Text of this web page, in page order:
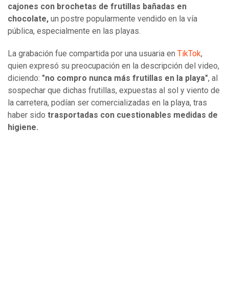
cajones con brochetas de frutillas bañadas en
chocolate, un postre popularmente vendido en la vía
pública, especialmente en las playas.
La grabación fue compartida por una usuaria en TikTok,
quien expresó su preocupación en la descripción del video,
diciendo: "no compro nunca más frutillas en la playa", al
sospechar que dichas frutillas, expuestas al sol y viento de
la carretera, podían ser comercializadas en la playa, tras
haber sido trasportadas con cuestionables medidas de
higiene.